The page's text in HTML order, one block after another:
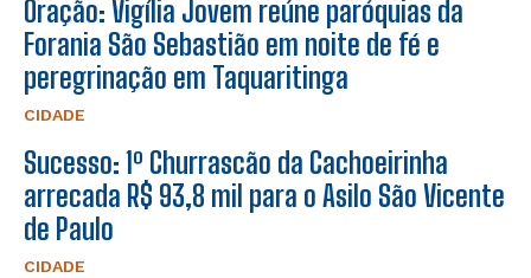
Oração: Vigília Jovem reúne paróquias da
Forania São Sebastião em noite de fé e
peregrinação em Taquaritinga
CIDADE
Sucesso: 1º Churrascão da Cachoeirinha
arrecada R$ 93,8 mil para o Asilo São Vicente
de Paulo
CIDADE